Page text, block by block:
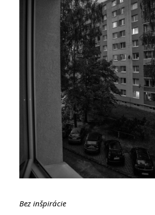
Bez inšpirácie